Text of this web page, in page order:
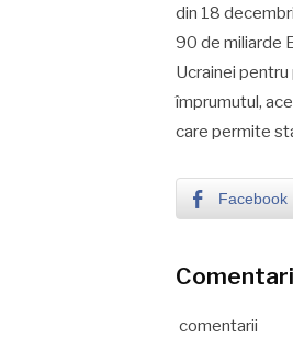
din 18
90 de miliarde
Ucrainei pentru
împrumutul,
care permite
Facebook
comentarii